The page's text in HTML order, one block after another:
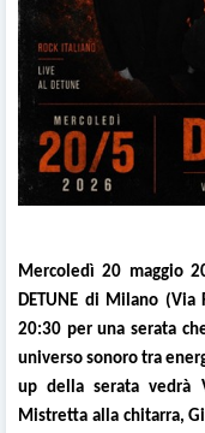
Mercoledì 20 maggio
DETUNE di Milano
20:30 per una serata
universo sonoro tra
up della serata vedrà
Mistretta alla chitarra,